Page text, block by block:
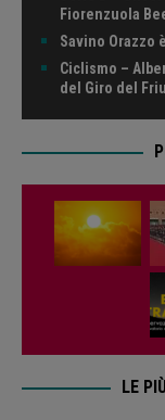
Fiorenzuola
Savino Orazzo
Ciclismo –
del Giro del
LE